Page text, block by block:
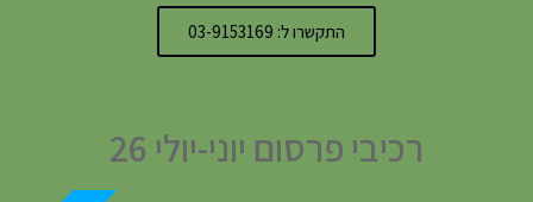
התקשרו ל: 03-9153169
רכיבי פרסום יוני-יולי 26